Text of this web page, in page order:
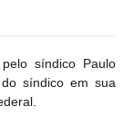
síndico Paulo
síndico em sua